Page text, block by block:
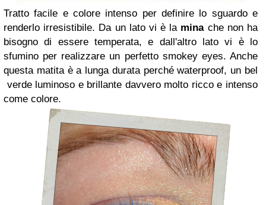
Tratto facile e colore intenso per definire lo sguardo e
renderlo irresistibile. Da un lato vi è la minache non ha
bisogno di essere temperata, e dall'altro lato vi è lo
sfumino per realizzare un perfetto smokey eyes. Anche
questa matita è a lunga durata perché waterproof, un bel
verde luminoso e brillante davvero molto ricco e intenso
come colore.